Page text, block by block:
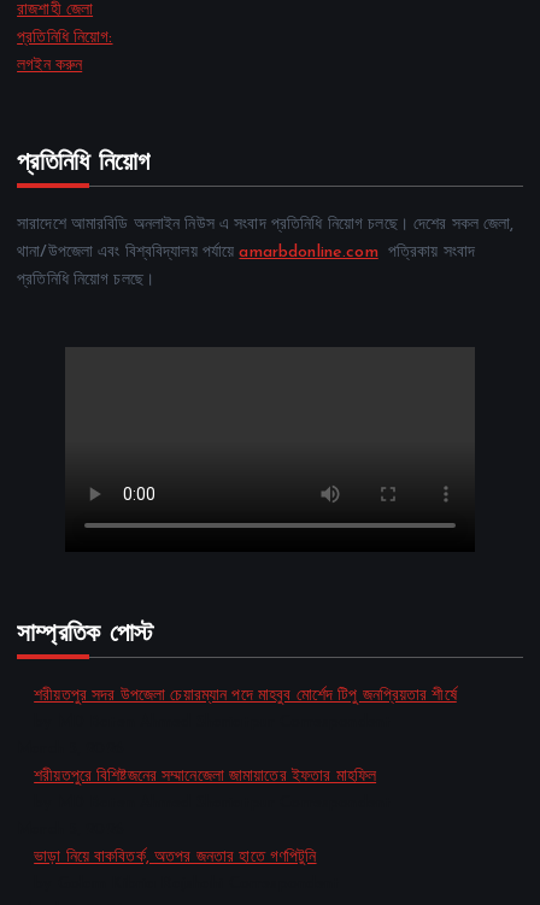
রাজশাহী জেলা
প্রতিনিধি নিয়োগ:
লগইন করুন
প্রতিনিধি নিয়োগ
সারাদেশে আমারবিডি অনলাইন নিউস এ সংবাদ প্রতিনিধি নিয়োগ চলছে। দেশের সকল জেলা,
থানা/উপজেলা এবং বিশ্ববিদ্যালয় পর্যায়েamarbdonline.comপত্রিকায় সংবাদ
প্রতিনিধি নিয়োগ চলছে।
সাম্প্রতিক পোস্ট
শরীয়তপুর সদর উপজেলা চেয়ারম্যান পদে মাহবুব মোর্শেদ টিপু জনপ্রিয়তার শীর্ষে
শরীয়তপুরে বিশিষ্টজনের সম্মানেজেলা জামায়াতের ইফতার মাহফিল
ভাড়া নিয়ে বাকবিতর্ক, অতপর জনতার হাতে গণপিটুনি